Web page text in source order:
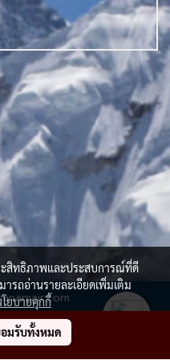
นค้า
337
ะสิทธิภาพและประสบการณ์ที่ดี
ารถอ่านรายละเอียดเพิ่มเติม
ยบายคุกกี้
มรับทั้งหมด